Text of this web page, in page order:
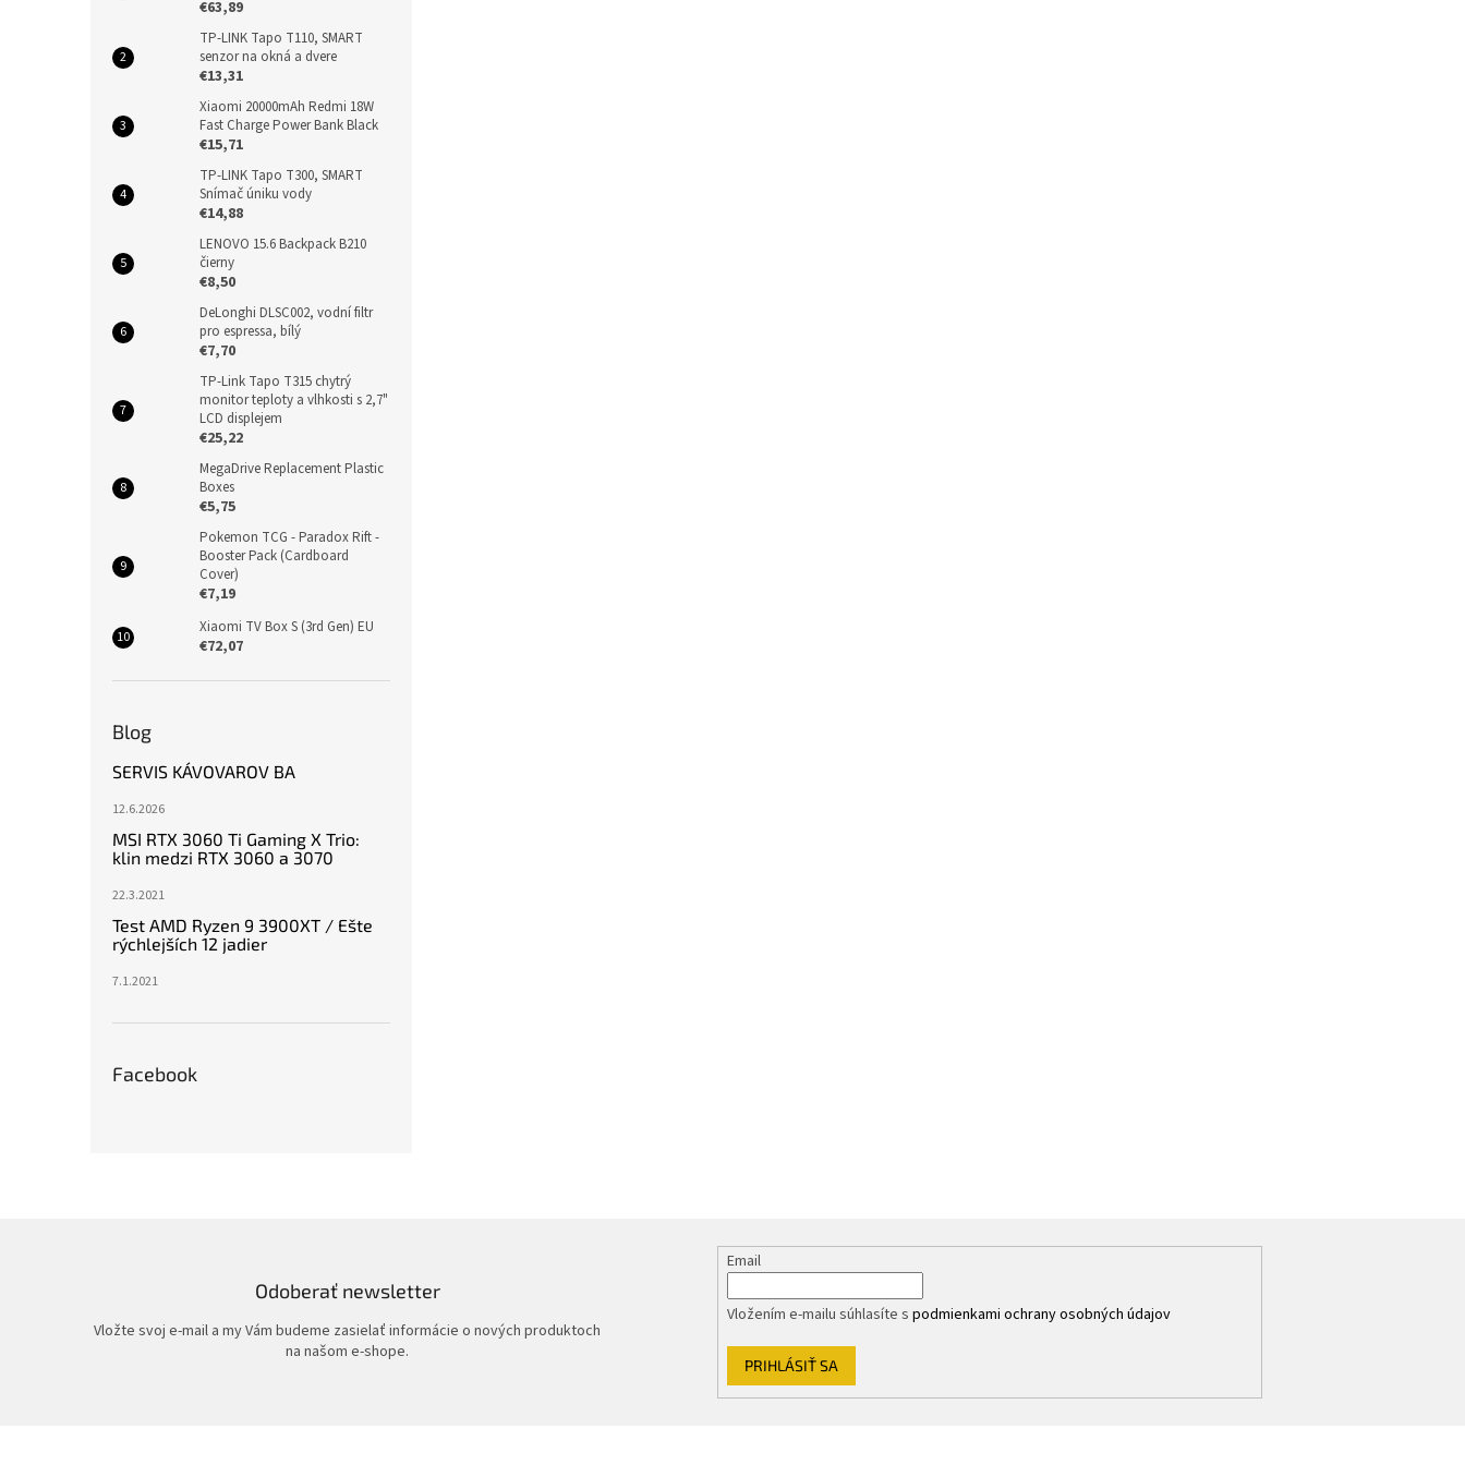
€63,89
TP-LINK Tapo T110, SMART
senzor na okná a dvere
€13,31
Xiaomi 20000mAh Redmi 18W
Fast Charge Power Bank Black
€15,71
TP-LINK Tapo T300, SMART
Snímač úniku vody
€14,88
LENOVO 15.6 Backpack B210
čierny
€8,50
DeLonghi DLSC002, vodní filtr
pro espressa, bílý
€7,70
TP-Link Tapo T315 chytrý
monitor teploty a vlhkosti s 2,7"
LCD displejem
€25,22
MegaDrive Replacement Plastic
Boxes
€5,75
Pokemon TCG - Paradox Rift -
Booster Pack (Cardboard
Cover)
€7,19
Xiaomi TV Box S (3rd Gen) EU
€72,07
Blog
SERVIS KÁVOVAROV BA
12.6.2026
MSI RTX 3060 Ti Gaming X Trio:
klin medzi RTX 3060 a 3070
22.3.2021
Test AMD Ryzen 9 3900XT / Ešte
rýchlejších 12 jadier
7.1.2021
Facebook
Odoberať newsletter
Vložte svoj e-mail a my Vám budeme zasielať informácie o nových produktoch
na našom e-shope.
Email
Vložením e-mailu súhlasíte spodmienkami ochrany osobných údajov
PRIHLÁSIŤ SA